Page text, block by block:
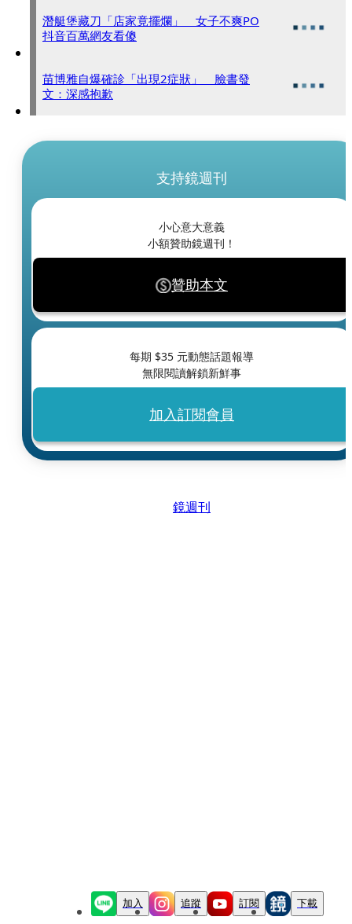
潛艇堡藏刀「店家竟擺爛」 女子不爽PO
抖音百萬網友看傻
苗博雅自爆確診「出現2症狀」 臉書發
文：深感抱歉
支持鏡週刊
小心意大意義
小額贊助鏡週刊！
贊助本文
每期 $35 元動態話題報導
無限閱讀解鎖新鮮事
加入訂閱會員
鏡週刊
加入 追蹤 訂閱 下載